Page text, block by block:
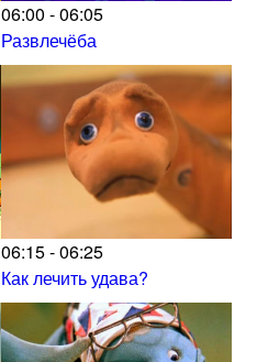
06:00 - 06:05
Развлечёба
06:15 - 06:25
Как лечить удава?